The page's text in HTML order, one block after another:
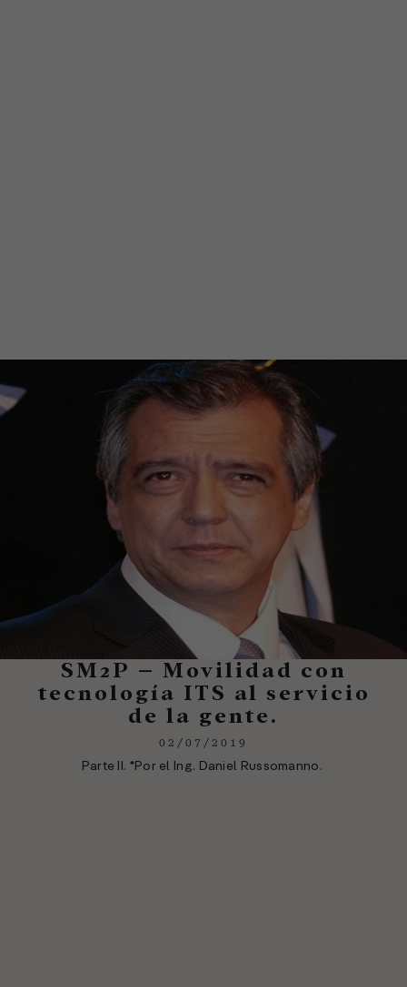
SM2P – Movilidad con
tecnología ITS al servicio
de la gente.
02/07/2019
Parte II. *Por el Ing. Daniel Russomanno.